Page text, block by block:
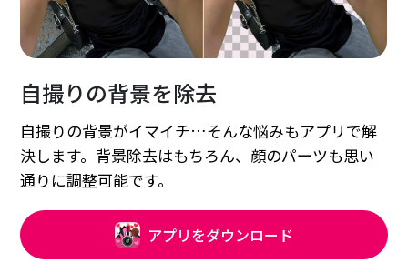
自撮りの背景を除去
自撮りの背景がイマイチ…そんな悩みもアプリで解
決します。背景除去はもちろん、顔のパーツも思い
通りに調整可能です。
アプリをダウンロード